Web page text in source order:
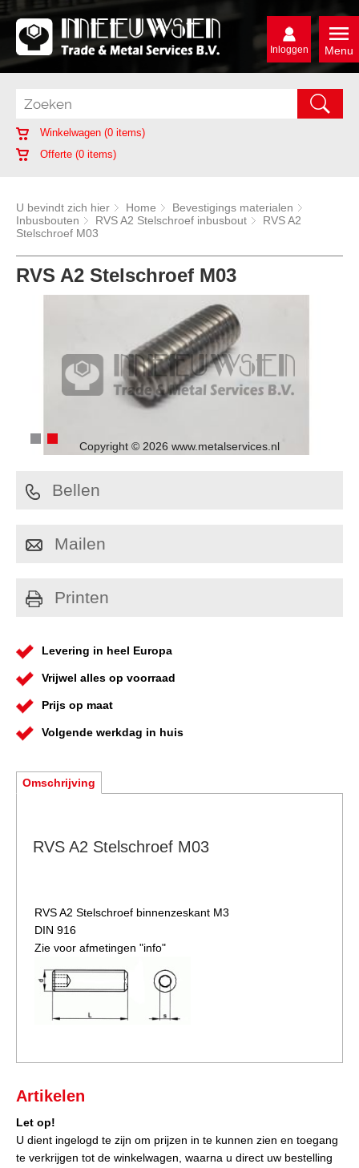
Menu
Inloggen
Winkelwagen (0 items)
Offerte (0 items)
U bevindt zich hier Home
Bevestigings materialen
Inbusbouten
RVS A2 Stelschroef inbusbout
RVS A2
Stelschroef M03
RVS A2 Stelschroef M03
Copyright © 2026 www.metalservices.nl
Bellen
Mailen
Printen
Levering in heel Europa
Vrijwel alles op voorraad
Prijs op maat
Volgende werkdag in huis
Omschrijving
RVS A2 Stelschroef M03
RVS A2 Stelschroef binnenzeskant M3
DIN 916
Zie voor afmetingen "info"
Artikelen
Let op!
U dient ingelogd te zijn om prijzen in te kunnen zien en toegang
te verkrijgen tot de winkelwagen, waarna u direct uw bestelling